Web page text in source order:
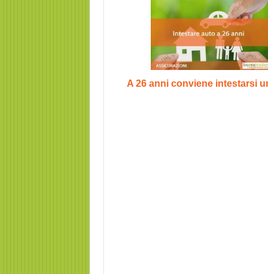
A 26 anni conviene intestarsi